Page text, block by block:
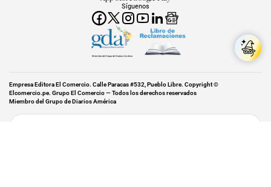
Síguenos
Miembro del Grupo de Diarios América
Empresa Editora El Comercio. Calle Paracas #532, Pueblo Libre. Copyright ©
Elcomercio.pe. Grupo El Comercio — Todos los derechos reservados
Miembro del Grupo de Diarios América